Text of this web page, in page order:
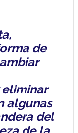
de
algunas
del